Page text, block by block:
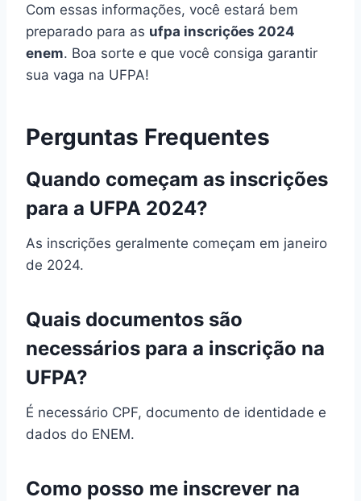
Com essas informações, você estará bem
preparado para as ufpa inscrições 2024
enem. Boa sorte e que você consiga garantir
sua vaga na UFPA!
Perguntas Frequentes
Quando começam as inscrições
para a UFPA 2024?
As inscrições geralmente começam em janeiro
de 2024.
Quais documentos são
necessários para a inscrição na
UFPA?
É necessário CPF, documento de identidade e
dados do ENEM.
Como posso me inscrever na